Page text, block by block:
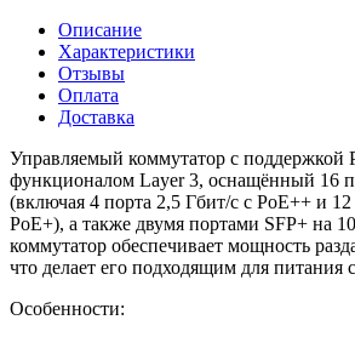
Описание
Характеристики
Отзывы
Оплата
Доставка
Управляемый коммутатор с поддержкой
функционалом Layer 3, оснащённый 16
(включая 4 порта 2,5 Гбит/с с PoE++ и
PoE+), а также двумя портами SFP+ на
коммутатор обеспечивает мощность
что делает его подходящим для питания
Особенности: